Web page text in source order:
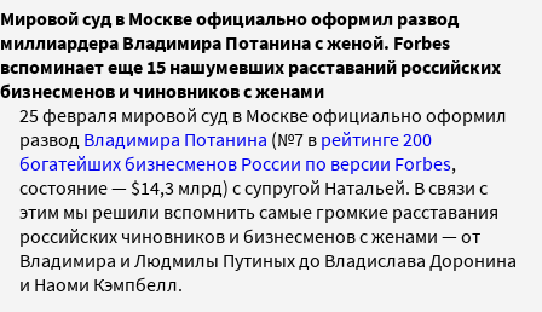
Мировой суд в Москве официально оформил развод
миллиардера Владимира Потанина с женой. Forbes
вспоминает еще 15 нашумевших расставаний российских
бизнесменов и чиновников с женами
25 февраля мировой суд в Москве официально оформил
развод Владимира Потанина (№7 в рейтинге 200
богатейших бизнесменов России по версии Forbes,
состояние — $14,3 млрд) с супругой Натальей. В связи с
этим мы решили вспомнить самые громкие расставания
российских чиновников и бизнесменов с женами — от
Владимира и Людмилы Путиных до Владислава Доронина
и Наоми Кэмпбелл.